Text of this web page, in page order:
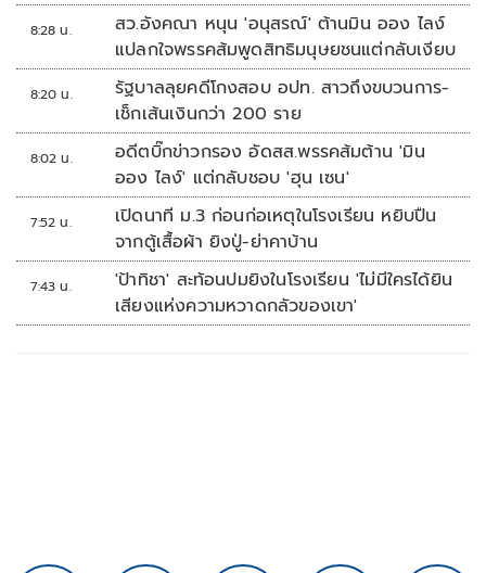
8:28 น.
สว.อังคณา หนุน 'อนุสรณ์' ต้านมิน ออง ไลง์
แปลกใจพรรคส้มพูดสิทธิมนุษยชนแต่กลับเงียบ
8:20 น.
รัฐบาลลุยคดีโกงสอบ อปท. สาวถึงขบวนการ-
เช็กเส้นเงินกว่า 200 ราย
8:02 น.
อดีตบิ๊กข่าวกรอง อัดสส.พรรคส้มต้าน 'มิน
ออง ไลง์' แต่กลับชอบ 'ฮุน เซน'
7:52 น.
เปิดนาที ม.3 ก่อนก่อเหตุในโรงเรียน หยิบปืน
จากตู้เสื้อผ้า ยิงปู่-ย่าคาบ้าน
7:43 น.
'ป้าทิชา' สะท้อนปมยิงในโรงเรียน 'ไม่มีใครได้ยิน
เสียงแห่งความหวาดกลัวของเขา'